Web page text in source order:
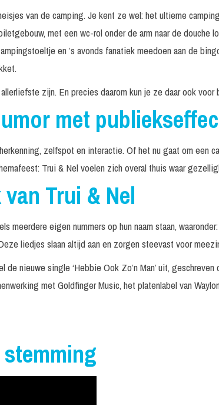
van de camping. Je kent ze wel: het ultieme
met een wc-rol onder de arm naar de douche
en ’s avonds fanatiek meedoen aan de
zijn. En precies daarom kun je ze daar ook voor
met
zelfspot en interactie. Of het nu gaat om een
Trui & Nel voelen zich overal thuis waar
Trui & Nel
meerdere eigen nummers op hun naam staan,
liedjes slaan altijd aan en zorgen steevast voor
de nieuwe single ‘Hebbie Ook Zo’n Man’ uit,
met Goldfinger Music, het platenlabel van